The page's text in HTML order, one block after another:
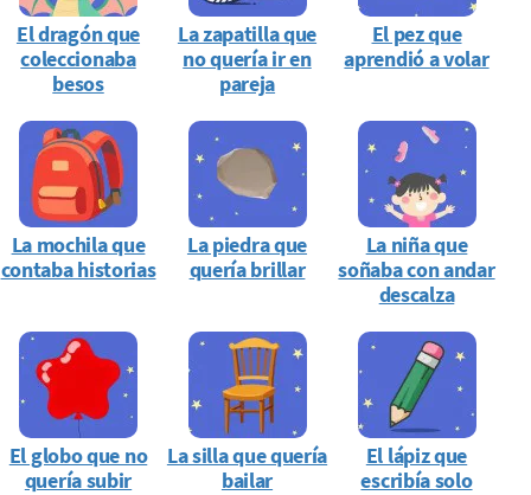
El dragón que
coleccionaba
besos
La zapatilla que
no quería ir en
pareja
El pez que
aprendió a volar
La mochila que
contaba historias
La piedra que
quería brillar
La niña que
soñaba con andar
descalza
El globo que no
quería subir
La silla que quería
bailar
El lápiz que
escribía solo